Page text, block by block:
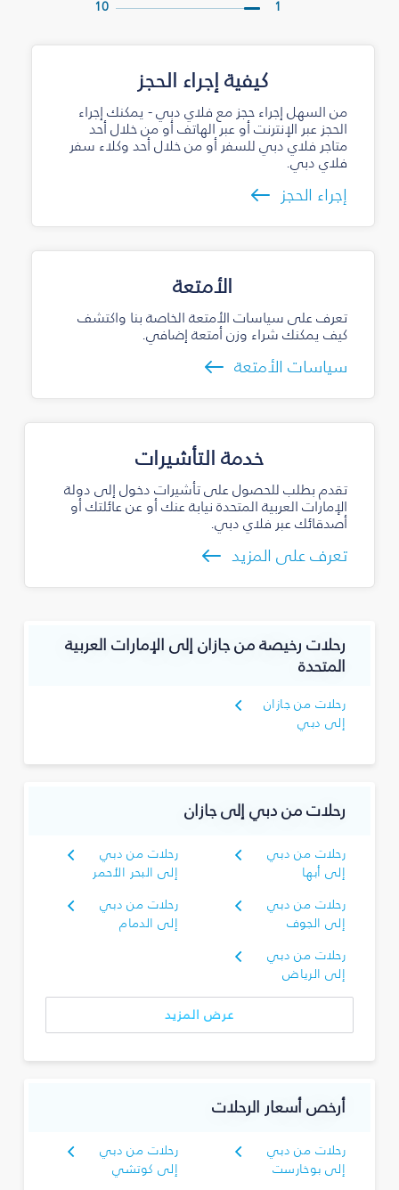
10 1
كيفية إجراء الحجز
من السهل إجراء حجز مع فلاي دبي - يمكنك إجراء
الحجز عبر الإنترنت أو عبر الهاتف أو من خلال أحد
متاجر فلاي دبي للسفر أو من خلال أحد وكلاء سفر
فلاي دبي.
إجراء الحجز
الأمتعة
تعرف على سياسات الأمتعة الخاصة بنا واكتشف
كيف يمكنك شراء وزن أمتعة إضافي.
سياسات الأمتعة
خدمة التأشيرات
تقدم بطلب للحصول على تأشيرات دخول إلى دولة
الإمارات العربية المتحدة نيابة عنك أو عن عائلتك أو
أصدقائك عبر فلاي دبي.
تعرف على المزيد
رحلات رخيصة من جازان إلى الإمارات العربية
المتحدة
رحلات من جازان
إلى دبي
رحلات من دبي إلى جازان
رحلات من دبي
إلى أبها
رحلات من دبي
إلى البحر الأحمر
رحلات من دبي
إلى الجوف
رحلات من دبي
إلى الدمام
رحلات من دبي
إلى الرياض
عرض المزيد
أرخص أسعار الرحلات
رحلات من دبي
إلى بوخارست
رحلات من دبي
إلى كوتشي